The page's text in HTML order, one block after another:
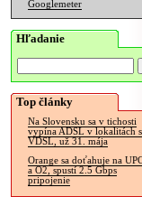
Googlemeter
Hľadanie
Top články
Na Slovensku sa v tichosti
vypína ADSL v lokalitách s
VDSL, už 31. mája
Orange sa doťahuje na
a O2, spustí 2.5 Gbps
pripojenie